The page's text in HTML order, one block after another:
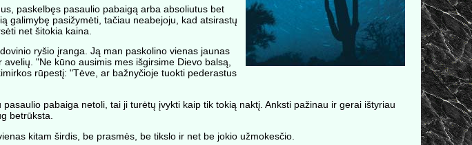
paskelbęs pasaulio pabaigą arba absoliutus bet
galimybę pasižymėti, tačiau neabejoju, kad atsirastų
net šitokia kaina.
ryšio įranga. Ją man paskolino vienas jaunas
"Ne kūno ausimis mes išgirsime Dievo balsą,
rūpestį: "Tėve, ar bažnyčioje tuokti pederastus
pabaiga netoli, tai ji turėtų įvykti kaip tik tokią naktį. Anksti pažinau ir gerai ištyriau
betrūksta.
kitam širdis, be prasmės, be tikslo ir net be jokio užmokesčio.